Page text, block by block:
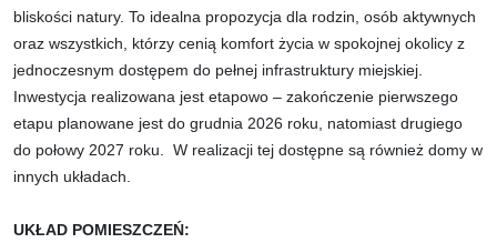
bliskości natury. To idealna propozycja dla rodzin, osób aktywnych
oraz wszystkich, którzy cenią komfort życia w spokojnej okolicy z
jednoczesnym dostępem do pełnej infrastruktury miejskiej.
Inwestycja realizowana jest etapowo – zakończenie pierwszego
etapu planowane jest do grudnia 2026 roku, natomiast drugiego
do połowy 2027 roku. W realizacji tej dostępne są również domy w
innych układach.
UKŁAD POMIESZCZEŃ: